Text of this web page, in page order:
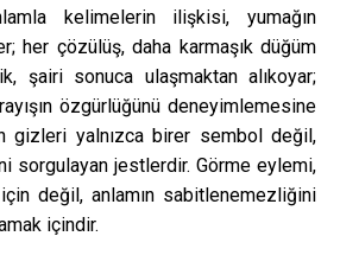
kelimelerin ilişkisi, yumağın
her çözülüş, daha karmaşık düğüm
şairi sonuca ulaşmaktan alıkoyar;
özgürlüğünü deneyimlemesine
gizleri yalnızca birer sembol değil,
sorgulayan jestlerdir. Görme eylemi,
değil, anlamın sabitlenemezliğini
içindir.